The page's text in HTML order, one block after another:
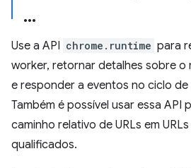
Use a API chrome.runtime para
worker, retornar detalhes sobre
e responder a eventos no ciclo
Também é possível usar essa API
caminho relativo de URLs em
qualificados.